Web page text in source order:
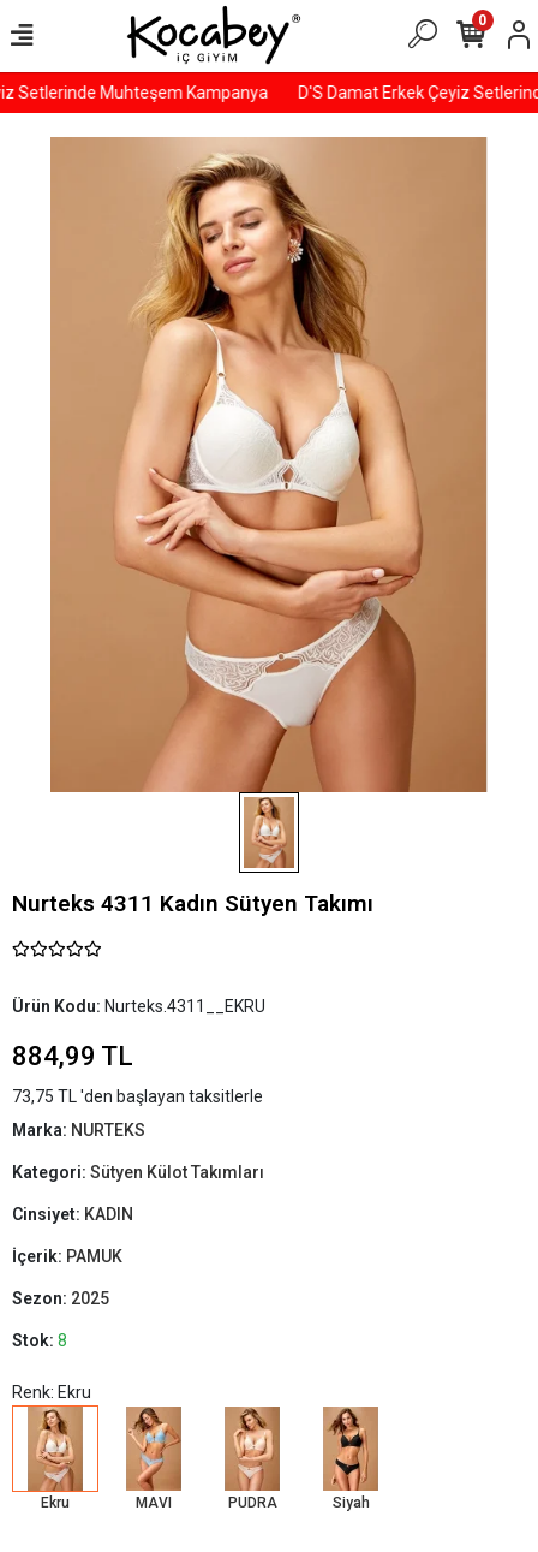
Setlerinde Muhteşem Kampanya D'S Damat Erkek Çeyiz
0
Nurteks 4311 Kadın Sütyen Takımı
Ürün Kodu: Nurteks.4311__EKRU
884,99 TL
73,75 TL 'den başlayan taksitlerle
Marka: NURTEKS
Kategori: Sütyen Külot Takımları
Cinsiyet: KADIN
İçerik: PAMUK
Sezon: 2025
Stok: 8
Renk: Ekru
Ekru MAVI PUDRA Siyah